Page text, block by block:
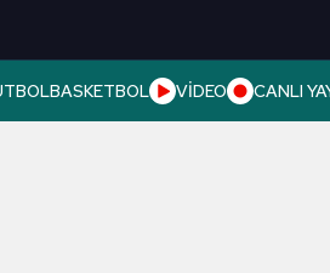
BASKETBOL VİDEO CANLI